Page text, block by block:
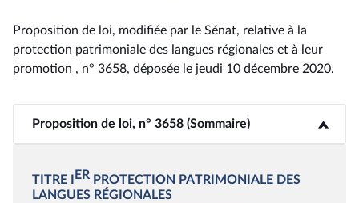
Proposition de loi, modifiée par le Sénat, relative à la
protection patrimoniale des langues régionales et à leur
promotion , n° 3658, déposée le jeudi 10 décembre 2020.
Proposition de loi, n° 3658 (Sommaire)
<b>Proposition de loi, n° 3658 (Sommaire)</b>
TITRE I ER PROTECTION PATRIMONIALE DES
LANGUES RÉGIONALES